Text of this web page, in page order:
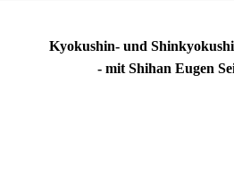
Kyokushin- und
- mit Shihan Eugen